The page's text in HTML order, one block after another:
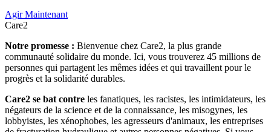
Agir Maintenant
Care2
Notre promesse : Bienvenue chez Care2, la plus grande
communauté solidaire du monde. Ici, vous trouverez 45 millions de
personnes qui partagent les mêmes idées et qui travaillent pour le
progrès et la solidarité durables.
Care2 se bat contre les fanatiques, les racistes, les intimidateurs, les
négateurs de la science et de la connaissance, les misogynes, les
lobbyistes, les xénophobes, les agresseurs d'animaux, les entreprises